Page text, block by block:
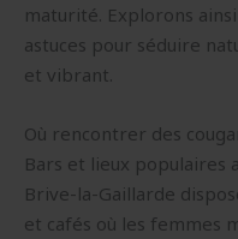
maturité. Explorons
astuces pour séduire
et vibrant.
Où rencontrer des
Bars et lieux populaires
Brive-la-Gaillarde
et cafés où les femmes